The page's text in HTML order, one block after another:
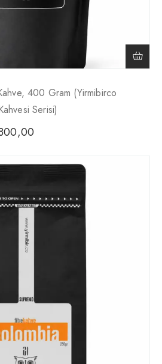
400 Gram (Yirmibirco
Serisi)